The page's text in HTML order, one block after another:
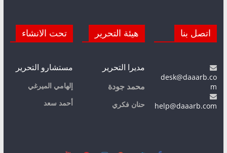
اتصل بنا
desk@daaarb.co
m
help@daaarb.com
هيئة التحرير
مديرا التحرير
محمد جودة
حنان فكري
تحت الانشاء
مستشارو التحرير
إلهامي الميرغي
أحمد سعد